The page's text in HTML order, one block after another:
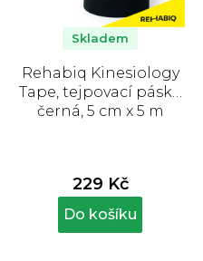
Rehabiq Kinesiology
Tape, tejpovací páska
černá, 5 cm x 5 m
Skladem
229 Kč
Do košíku